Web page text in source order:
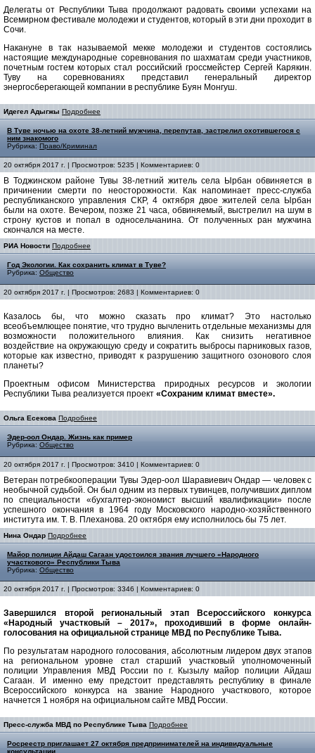
Делегаты от Республики Тыва продолжают радовать своими успехами на
Всемирном фестивале молодежи и студентов, который в эти дни проходит в
Сочи.
Накануне в так называемой мекке молодежи и студентов состоялись
настоящие международные соревнования по шахматам среди участников,
почетным гостем которых стал российский гроссмейстер Сергей Карякин.
Туву на соревнованиях представил генеральный директор
энергосберегающей компании в республике Буян Монгуш.
Идегел Адыгжы Подробнее
В Туве ночью на охоте 38-летний мужчина, перепутав, застрелил охотившегося с
ним знакомого
Рубрика: Право/Криминал
20 октября 2017 г. | Просмотров: 5235 | Комментариев: 0
В Тоджинском районе Тувы 38-летний житель села Ырбан обвиняется в
причинении смерти по неосторожности. Как напоминает пресс-служба
республиканского управления СКР, 4 октября двое жителей села Ырбан
были на охоте. Вечером, позже 21 часа, обвиняемый, выстрелил на шум в
строну кустов и попал в односельчанина. От полученных ран мужчина
скончался на месте.
РИА Новости Подробнее
Год Экологии. Как сохранить климат в Туве?
Рубрика: Общество
20 октября 2017 г. | Просмотров: 2683 | Комментариев: 0
Казалось бы, что можно сказать про климат? Это настолько
всеобъемлющее понятие, что трудно вычленить отдельные механизмы для
возможности положительного влияния. Как снизить негативное
воздействие на окружающую среду и сократить выбросы парниковых газов,
которые как известно, приводят к разрушению защитного озонового слоя
планеты?
Проектным офисом Министерства природных ресурсов и экологии
Республики Тыва реализуется проект «Сохраним климат вместе».
Ольга Есекова Подробнее
Эдер-оол Ондар. Жизнь как пример
Рубрика: Общество
20 октября 2017 г. | Просмотров: 3410 | Комментариев: 0
Ветеран потребкооперации Тувы Эдер-оол Шаравиевич Ондар — человек с
необычной судьбой. Он был одним из первых тувинцев, получивших диплом
по специальности «бухгалтер-экономист высший квалификации» после
успешного окончания в 1964 году Московского народно-хозяйственного
института им. Т. В. Плеханова. 20 октября ему исполнилось бы 75 лет.
Нина Ондар Подробнее
Майор полиции Айдаш Сагаан удостоился звания лучшего «Народного
участкового» Республики Тыва
Рубрика: Общество
20 октября 2017 г. | Просмотров: 3346 | Комментариев: 0
Завершился второй региональный этап Всероссийского конкурса
«Народный участковый – 2017», проходивший в форме онлайн-
голосования на официальной странице МВД по Республике Тыва.
По результатам народного голосования, абсолютным лидером двух этапов
на региональном уровне стал старший участковый уполномоченный
полиции Управления МВД России по г. Кызылу майор полиции Айдаш
Сагаан. И именно ему предстоит представлять республику в финале
Всероссийского конкурса на звание Народного участкового, которое
начнется 1 ноября на официальном сайте МВД России.
Пресс-служба МВД по Республике Тыва Подробнее
Росреестр приглашает 27 октября предпринимателей на индивидуальные